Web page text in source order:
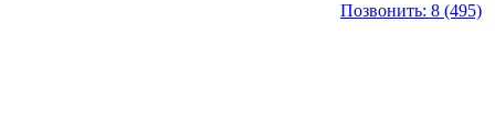
Позвонить: 8 (495)